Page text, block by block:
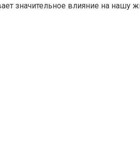
значительное влияние на нашу